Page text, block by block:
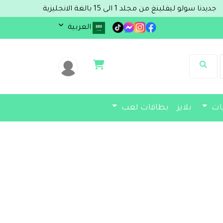
الى 15 بالغة الانجليزية
العربية
بلايز بطاقات لعب